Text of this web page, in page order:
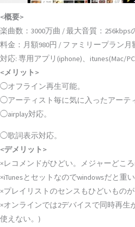
<概要>
楽曲数：3000万曲 / 最大音質：256kbps
料金：月額980円 / ファミリープラン月
対応: 専用アプリ(iphone)、itunes(Mac/
<メリット>
◯オフライン再生可能。
◯アーティスト毎に気に入ったアーテ
◯airplay対応。
◯歌詞表示対応。
<デメリット>
×レコメンドがひどい。メジャーどころ
×iTunesとセットなのでwindowsだと重い
×プレイリストのセンスもひどいものが
×オンラインでは2デバイスで同時再生
使えない。)